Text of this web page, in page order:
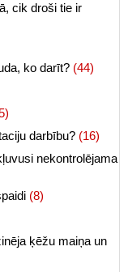
cik droši tie ir
ko darīt? (44)
darbību? (16)
nekontrolējama
(8)
ķēžu maiņa un